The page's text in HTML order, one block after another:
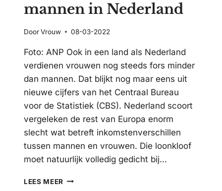
mannen in Nederland
DoorVrouw 08-03-2022
Foto: ANP Ook in een land als Nederland
verdienen vrouwen nog steeds fors minder
dan mannen. Dat blijkt nog maar eens uit
nieuwe cijfers van het Centraal Bureau
voor de Statistiek (CBS). Nederland scoort
vergeleken de rest van Europa enorm
slecht wat betreft inkomstenverschillen
tussen mannen en vrouwen. Die loonkloof
moet natuurlijk volledig gedicht bij…
LEES MEER ZOVEEL